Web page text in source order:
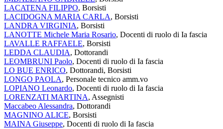
LACATENA FILIPPO, Borsisti
LACIDOGNA MARIA CARLA, Borsisti
LANDRA VIRGINIA, Borsisti
LANOTTE Michele Maria Rosario, Docenti di ruolo di Ia fascia
LAVALLE RAFFAELE, Borsisti
LEDDA CLAUDIA, Dottorandi
LEOMBRUNI Paolo, Docenti di ruolo di Ia fascia
LO BUE ENRICO, Dottorandi, Borsisti
LONGO PAOLA, Personale tecnico amm.vo
LOPIANO Leonardo, Docenti di ruolo di Ia fascia
LORENZATI MARTINA, Assegnisti
Maccabeo Alessandra, Dottorandi
MAGNINO ALICE, Borsisti
MAINA Giuseppe, Docenti di ruolo di Ia fascia